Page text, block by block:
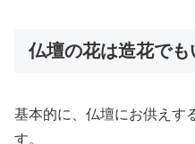
仏壇の花は造花でも
基本的に、仏壇にお供えす
す。